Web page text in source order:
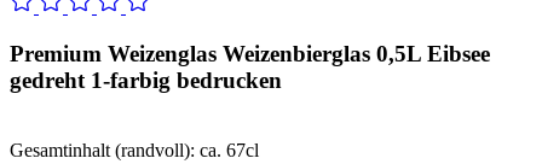
Premium Weizenglas Weizenbierglas 0,5L Eibsee
gedreht 1-farbig bedrucken
Gesamtinhalt (randvoll): ca. 67cl